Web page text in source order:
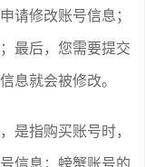
请修改账号信息；
最后，您需要提交
息就会被修改。
是指购买账号时，
信息；螃蟹账号的